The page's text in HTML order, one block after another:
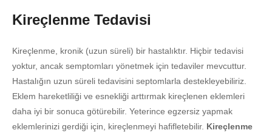
Kireçlenme Tedavisi
Kireçlenme, kronik (uzun süreli) bir hastalıktır. Hiçbir tedavisi
yoktur, ancak semptomları yönetmek için tedaviler mevcuttur.
Hastalığın uzun süreli tedavisini septomlarla destekleyebiliriz.
Eklem hareketliliği ve esnekliği arttırmak kireçlenen eklemleri
daha iyi bir sonuca götürebilir. Yeterince egzersiz yapmak
eklemlerinizi gerdiği için, kireçlenmeyi hafifletebilir. Kireçlenme